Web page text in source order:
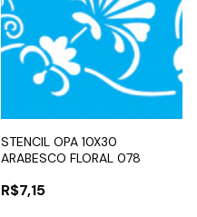
STENCIL OPA 10X30
ARABESCO FLORAL 078
R$7,15